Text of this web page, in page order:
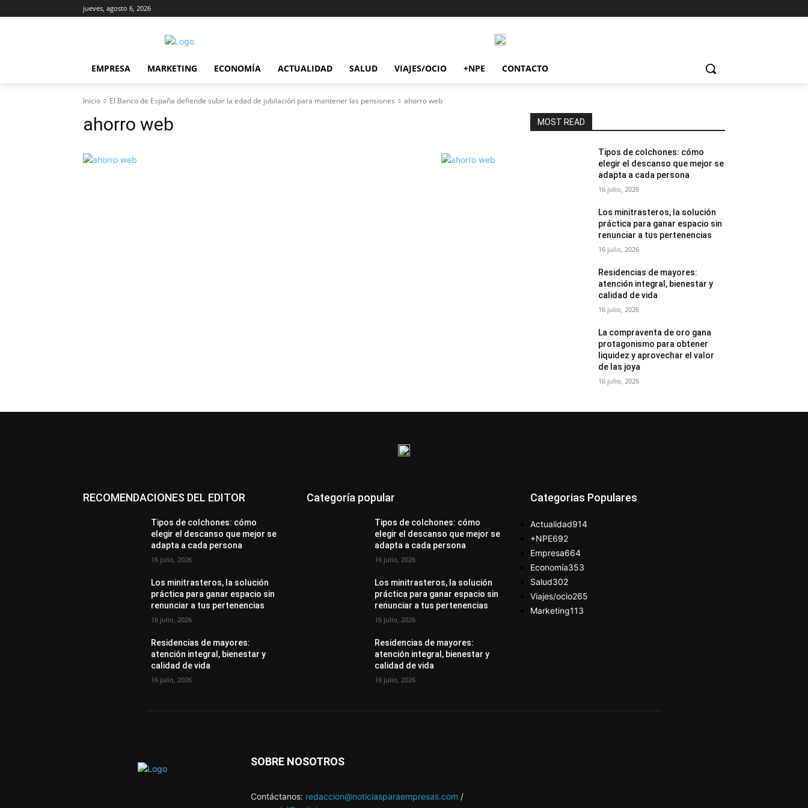
jueves, agosto 6, 2026
EMPRESA MARKETING ECONOMÍA ACTUALIDAD SALUD VIAJES/OCIO +NPE CONTACTO
Inicio El Banco de España defiende subir la edad de jubilación para mantener las pensiones ahorro web
ahorro web MOST READ
Tipos de colchones: cómo
elegir el descanso que mejor se
adapta a cada persona
16 julio, 2026
Los minitrasteros, la solución
práctica para ganar espacio sin
renunciar a tus pertenencias
16 julio, 2026
Residencias de mayores:
atención integral, bienestar y
calidad de vida
16 julio, 2026
La compraventa de oro gana
protagonismo para obtener
liquidez y aprovechar el valor
de las joya
16 julio, 2026
RECOMENDACIONES DEL EDITOR
Tipos de colchones: cómo
elegir el descanso que mejor se
adapta a cada persona
16 julio, 2026
Los minitrasteros, la solución
práctica para ganar espacio sin
renunciar a tus pertenencias
16 julio, 2026
Residencias de mayores:
atención integral, bienestar y
calidad de vida
16 julio, 2026
Categoría popular
Tipos de colchones: cómo
elegir el descanso que mejor se
adapta a cada persona
16 julio, 2026
Los minitrasteros, la solución
práctica para ganar espacio sin
renunciar a tus pertenencias
16 julio, 2026
Residencias de mayores:
atención integral, bienestar y
calidad de vida
16 julio, 2026
Categorias Populares
Actualidad914
+NPE692
Empresa664
Economía353
Salud302
Viajes/ocio265
Marketing113
SOBRE NOSOTROS
Contáctanos: redaccion@noticiasparaempresas.com /